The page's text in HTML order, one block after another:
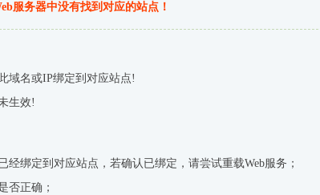
服务器中没有找到对应的站点！
域名或IP绑定到对应站点!
生效!
经绑定到对应站点，若确认已绑定，请尝试重载Web服务；
否正确；